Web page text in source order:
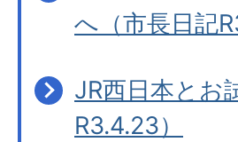
へ（市長日記
JR西日本とお
R3.4.23）